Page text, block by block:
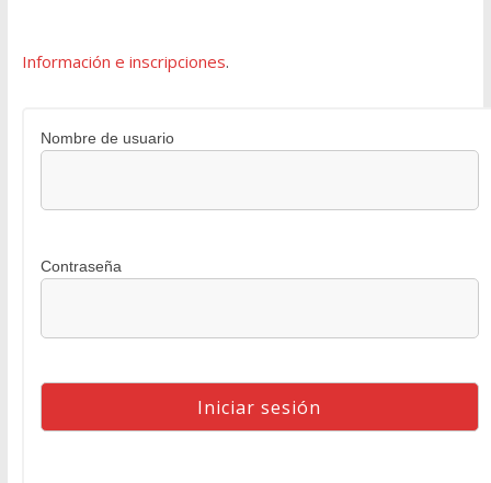
Información e inscripciones.
Nombre de usuario
Contraseña